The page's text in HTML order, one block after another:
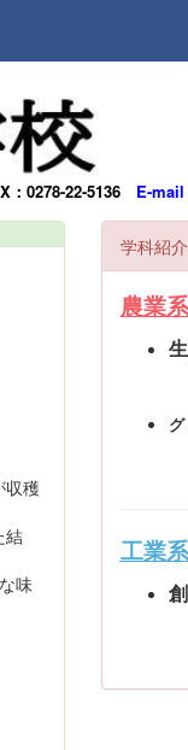
0278-22-5136 E-
収穫
結
味
学科紹介
農業系
工業系